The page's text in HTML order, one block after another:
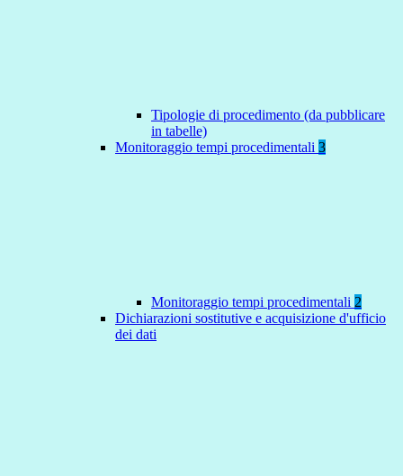
Tipologie di procedimento (da pubblicare
in tabelle)
Monitoraggio tempi procedimentali 3
Monitoraggio tempi procedimentali 2
Dichiarazioni sostitutive e acquisizione d'ufficio
dei dati